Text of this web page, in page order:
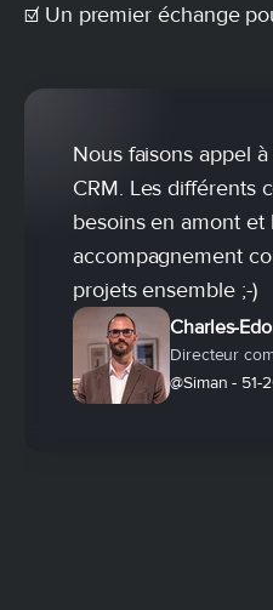
☑️ Un premier échange
Nous faisons appel
CRM. Les différents
besoins en amont et
accompagnement
projets ensemble ;-)
Charles-
Directeur
@Siman -